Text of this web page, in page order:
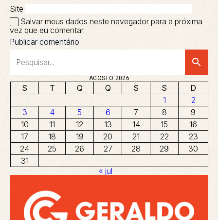
Site
Salvar meus dados neste navegador para a próxima
vez que eu comentar.
search
AGOSTO 2026
S T Q Q S S
D
1
2
3
4 5 6 7 8
9
10
11 12 13 14 15
16
17
18 19 20 21 22
23
24
25 26 27 28 29
30
31
« jul